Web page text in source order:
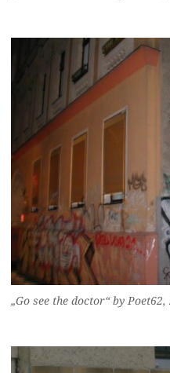
„Go see the doctor“ by